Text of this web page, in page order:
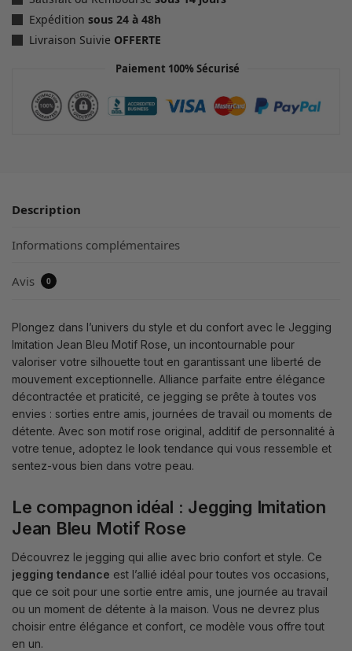
Expédition sous 24 à 48h
Livraison Suivie OFFERTE
Paiement 100% Sécurisé
Description
Informations complémentaires
Avis 0
Plongez dans l’univers du style et du confort avec le Jegging
Imitation Jean Bleu Motif Rose, un incontournable pour
valoriser votre silhouette tout en garantissant une liberté de
mouvement exceptionnelle. Alliance parfaite entre élégance
décontractée et praticité, ce jegging se prête à toutes vos
envies : sorties entre amis, journées de travail ou moments de
détente. Avec son motif rose original, additif de personnalité à
votre tenue, adoptez le look tendance qui vous ressemble et
sentez-vous bien dans votre peau.
Le compagnon idéal : Jegging Imitation
Jean Bleu Motif Rose
Découvrez le jegging qui allie avec brio confort et style. Ce
jegging tendance est l’allié idéal pour toutes vos occasions,
que ce soit pour une sortie entre amis, une journée au travail
ou un moment de détente à la maison. Vous ne devrez plus
choisir entre élégance et confort, ce modèle vous offre tout
en un.